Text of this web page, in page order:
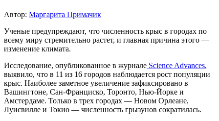
Автор: Маргарита Примачик
Ученые предупреждают, что численность крыс в городах по
всему миру стремительно растет, и главная причина этого —
изменение климата.
Исследование, опубликованное в журнале Science Advances,
выявило, что в 11 из 16 городов наблюдается рост популяции
крыс. Наиболее заметное увеличение зафиксировано в
Вашингтоне, Сан-Франциско, Торонто, Нью-Йорке и
Амстердаме. Только в трех городах — Новом Орлеане,
Луисвилле и Токио — численность грызунов сократилась.